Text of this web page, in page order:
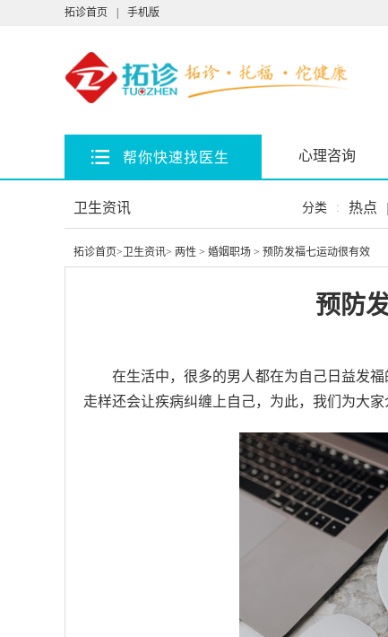
拓诊首页 手机版
帮你快速找医生 心理咨询
卫生资讯 分类 : 热点 |
拓诊首页> 卫生资讯> 两性 > 婚姻职场 > 预防发福七运动很有效
预防
在生活中，很多的男人都在为自己日益发
走样还会让疾病纠缠上自己，为此，我们为大